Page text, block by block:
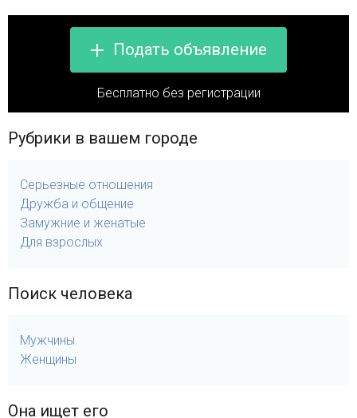
Подать объявление
Бесплатно без регистрации
Рубрики в вашем городе
Серьезные отношения
Дружба и общение
Замужние и женатые
Для взрослых
Поиск человека
Мужчины
Женщины
Она ищет его